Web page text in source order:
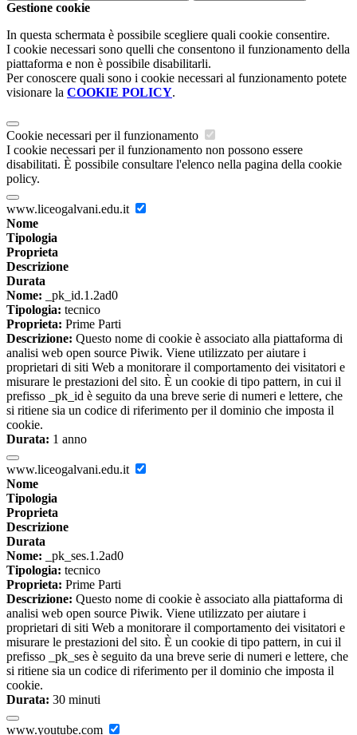
Gestione cookie
In questa schermata è possibile scegliere quali cookie consentire.
I cookie necessari sono quelli che consentono il funzionamento della
piattaforma e non è possibile disabilitarli.
Per conoscere quali sono i cookie necessari al funzionamento potete
visionare la COOKIE POLICY.
Cookie necessari per il funzionamento
I cookie necessari per il funzionamento non possono essere
disabilitati. È possibile consultare l'elenco nella pagina della cookie
policy.
www.liceogalvani.edu.it
Nome
Tipologia
Proprieta
Descrizione
Durata
Nome: _pk_id.1.2ad0
Tipologia: tecnico
Proprieta: Prime Parti
Descrizione: Questo nome di cookie è associato alla piattaforma di
analisi web open source Piwik. Viene utilizzato per aiutare i
proprietari di siti Web a monitorare il comportamento dei visitatori e
misurare le prestazioni del sito. È un cookie di tipo pattern, in cui il
prefisso _pk_id è seguito da una breve serie di numeri e lettere, che
si ritiene sia un codice di riferimento per il dominio che imposta il
cookie.
Durata: 1 anno
www.liceogalvani.edu.it
Nome
Tipologia
Proprieta
Descrizione
Durata
Nome: _pk_ses.1.2ad0
Tipologia: tecnico
Proprieta: Prime Parti
Descrizione: Questo nome di cookie è associato alla piattaforma di
analisi web open source Piwik. Viene utilizzato per aiutare i
proprietari di siti Web a monitorare il comportamento dei visitatori e
misurare le prestazioni del sito. È un cookie di tipo pattern, in cui il
prefisso _pk_ses è seguito da una breve serie di numeri e lettere, che
si ritiene sia un codice di riferimento per il dominio che imposta il
cookie.
Durata: 30 minuti
www.youtube.com